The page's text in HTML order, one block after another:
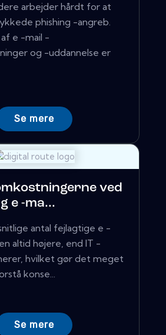
arbejder hårdt for at
phishing -angreb.
e -mail -
og -uddannelse er
Se mere
ved
e -ma...
antal fejlagtige e -
altid højere, end IT -
hvilket gør det meget
konse...
Se mere